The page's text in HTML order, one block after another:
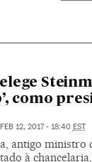
como
FEB 12, 2017 - 18:40 EST
antigo ministro
à